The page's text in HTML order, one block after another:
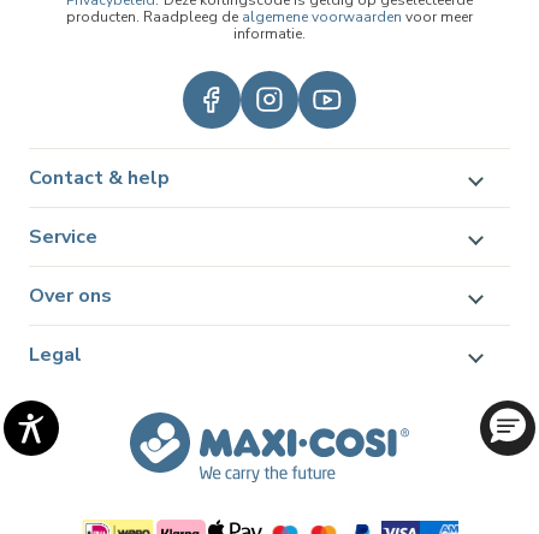
producten. Raadpleeg de algemene voorwaarden voor meer
informatie.
Contact & help
Service
Over ons
Legal